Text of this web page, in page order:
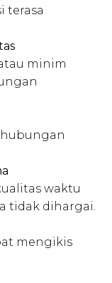
terasa
minim
waktu
tidak dihargai.
mengikis